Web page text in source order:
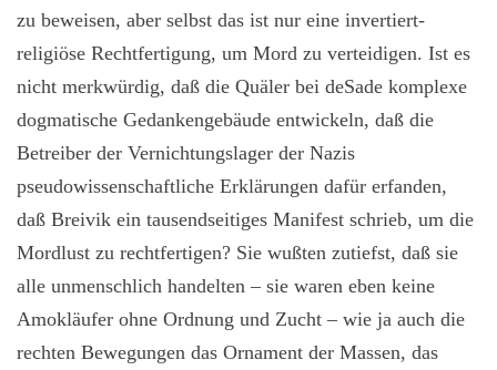
zu beweisen, aber selbst das ist nur eine invertiert-
religiöse Rechtfertigung, um Mord zu verteidigen. Ist es
nicht merkwürdig, daß die Quäler bei deSade komplexe
dogmatische Gedankengebäude entwickeln, daß die
Betreiber der Vernichtungslager der Nazis
pseudowissenschaftliche Erklärungen dafür erfanden,
daß Breivik ein tausendseitiges Manifest schrieb, um die
Mordlust zu rechtfertigen? Sie wußten zutiefst, daß sie
alle unmenschlich handelten – sie waren eben keine
Amokläufer ohne Ordnung und Zucht – wie ja auch die
rechten Bewegungen das Ornament der Massen, das